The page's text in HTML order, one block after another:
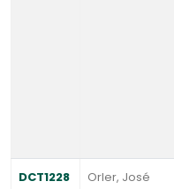
DCT1228 Orler, José